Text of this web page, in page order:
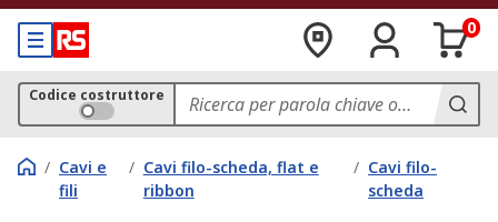
0
Codice costruttore
/ Cavi e
fili
/ Cavi filo-scheda, flat e
ribbon
/ Cavi filo-
scheda